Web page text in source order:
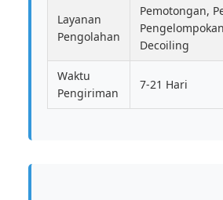
Layanan
Pengolahan
Pemotongan,
Decoiling
Waktu
Pengiriman
7-21 Hari